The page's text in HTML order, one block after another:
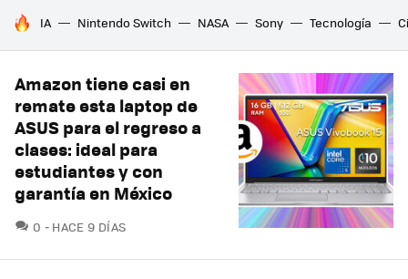
HOY SE HABLA DE
IA Nintendo Switch NASA Sony Tecnología
Amazon tiene casi en
remate esta laptop de
ASUS para el regreso a
clases: ideal para
estudiantes y con
garantía en México
0 COMENTARIOS
HACE 9 DÍAS